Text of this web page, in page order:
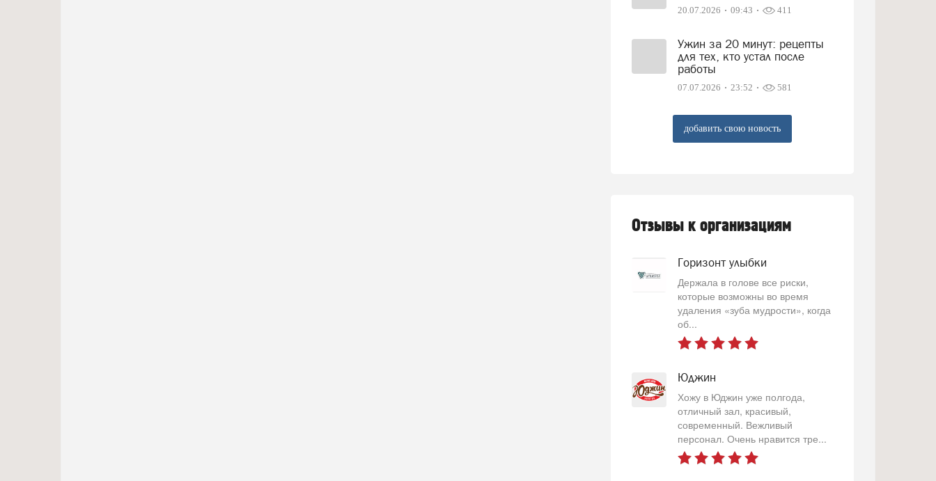
20.07.2026 09:43 411
Ужин за 20 минут: рецепты
для тех, кто устал после
работы
07.07.2026 23:52 581
добавить свою новость
Отзывы к организациям
Горизонт улыбки
Держала в голове все риски,
которые возможны во время
удаления «зуба мудрости», когда
об...
Юджин
Хожу в Юджин уже полгода,
отличный зал, красивый,
современный. Вежливый
персонал. Очень нравится тре...